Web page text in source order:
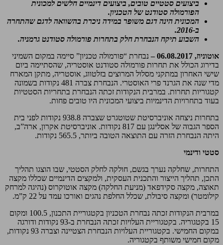
ביצועים סטטיים טובים, ביצועים דינמיים חלשים למכונית
הפורמולה סטודנט של הטכניון.
המכונית הינה דגם משופר במידה ניכרת בהשוואה לדגם שהתחרה
ב-2016.
השבוע תיקח הנבחרת חלק בתחרות פורמולה סטודנט גרמניה.
אוטוניוז, 06.08.2017 –
נבחרת “פורמולה טכניון” סיימה במקום השמיני
בדירוג הכולל את תחרות פורמולה סטודנט אוסטריה, שהסתיימה ביום
שישי האחרון במתקני מסלול המרוצים בזלטווג, אוסטריה, מתקן המארח
מדי שנה את הגרנד פרי האוסטרי. הנבחרת צברה 481 נקודות בשמונה
קטגוריות תחרות. במרבית הנקודות זכתה הנבחרת בתחריות הסטטיות
בעוד בתחרויות הדינמיות ביצועי המכונית היו טובים פחות.
בתחרות ניצחה אוניברסיטת שטוטגרט שצברה 938.8 נקודות לפני בית
הספר הגבוה של אסלינגן עם 817 נקודות. אוניברסיטת אקרון, ארה”ב,
היתה הנבחרת הזרה עם התוצאה הטובה ביותר, 565.5 נקודות.
סטטי ודינמי
התחרות, שחלקה נערך בגשם, חולקה לחלק הסטטי, שבו הוצגו תהליך
התכן, תהליך הייצור והתכנית העסקית, ולמקצים הדינמיים שכללו מקצה
תאוצה, מקצה סקידפאד (מניעת החלקה) מקצה אוטוקרוס (נהיגה למרחק
קילומטר) ומקצה סיבולת, שכלל החלפת נהגים ואורכו עמד על 22 ק”מ.
במרבית הנקודות זכתה נבחרת הטכניון בקטגוריית התכנון, 100.5 ומקום
15 בקטגוריה. בקטגוריית העלויות זכתה הנבחרת ב-93 נקודות ודורגה
במקום החמישי. בקטגוריית העלויות הנבחרת הצטיינה וצברה 93 נקודות,
מקום חמישי משותף בקטגוריה.